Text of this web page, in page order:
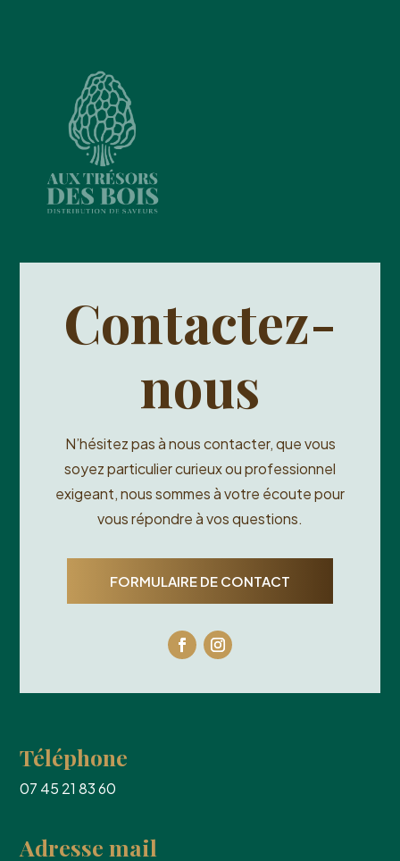
Contactez-
nous
N’hésitez pas à nous contacter, que vous
soyez particulier curieux ou professionnel
exigeant, nous sommes à votre écoute pour
vous répondre à vos questions.
FORMULAIRE DE CONTACT
Téléphone
07 45 21 83 60
Adresse mail